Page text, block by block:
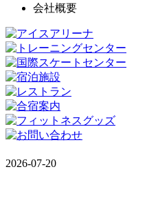
会社概要
2026-07-20